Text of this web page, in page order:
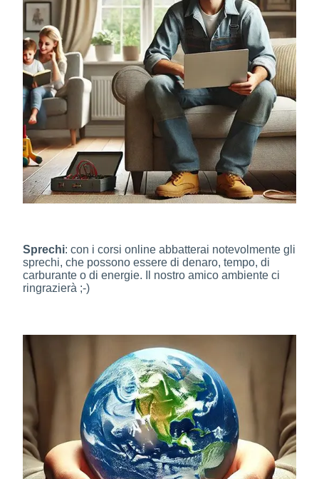
Sprechi: con i corsi online abbatterai notevolmente gli
sprechi, che possono essere di denaro, tempo, di
carburante o di energie. Il nostro amico ambiente ci
ringrazierà ;-)